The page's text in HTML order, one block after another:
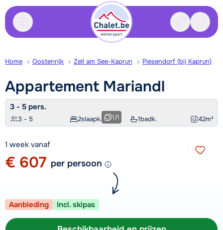
Contact
Home Oostenrijk Zell am See-Kaprun Piesendorf (bij Kaprun)
Appartement Mariandl
3 - 5 pers.
3 - 5 2slaapk. 1badk. 42m²
1/1
1 week vanaf
€ 607 per persoon
Aanbieding Incl. skipas